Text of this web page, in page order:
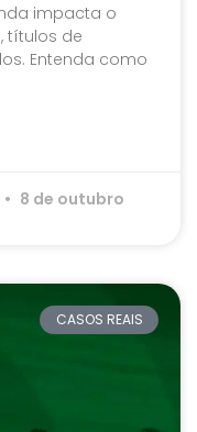
impacta o
títulos de
Entenda como
8 de outubro
CASOS REAIS